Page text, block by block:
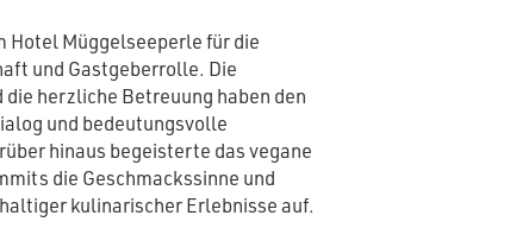
Hotel Müggelseeperle für die
und Gastgeberrolle. Die
herzliche Betreuung haben den
und bedeutungsvolle
hinaus begeisterte das vegane
die Geschmackssinne und
kulinarischer Erlebnisse auf.